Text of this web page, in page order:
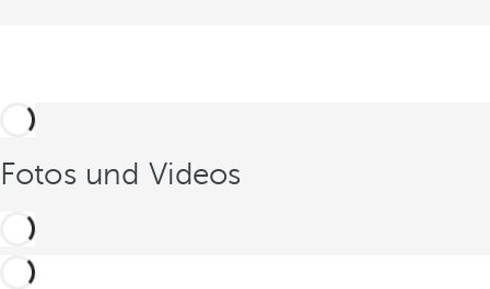
Fotos und Videos